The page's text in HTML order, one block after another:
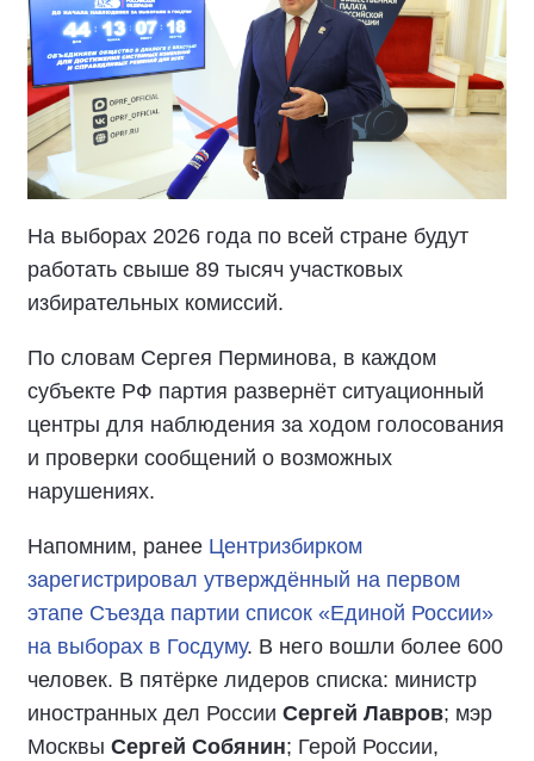
На выборах 2026 года по всей стране будут
работать свыше 89 тысяч участковых
избирательных комиссий.
По словам Сергея Перминова, в каждом
субъекте РФ партия развернёт ситуационный
центры для наблюдения за ходом голосования
и проверки сообщений о возможных
нарушениях.
Напомним, ранее Центризбирком
зарегистрировал утверждённый на первом
этапе Съезда партии список «Единой России»
на выборах в Госдуму. В него вошли более 600
человек. В пятёрке лидеров списка: министр
иностранных дел России Сергей Лавров; мэр
Москвы Сергей Собянин; Герой России,